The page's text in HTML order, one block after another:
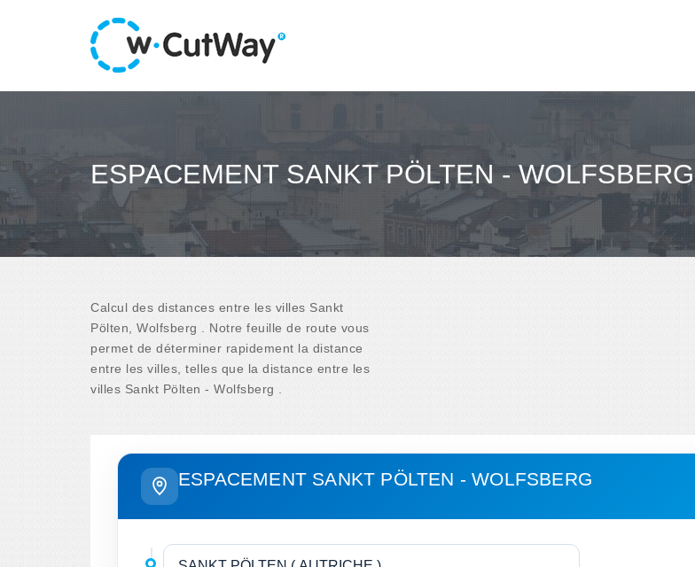
ESPACEMENT SANKT PÖLTEN - WOLFSBERG
Calcul des distances entre les villes Sankt
Pölten, Wolfsberg . Notre feuille de route vous
permet de déterminer rapidement la distance
entre les villes, telles que la distance entre les
villes Sankt Pölten - Wolfsberg .
ESPACEMENT SANKT PÖLTEN - WOLFSBERG